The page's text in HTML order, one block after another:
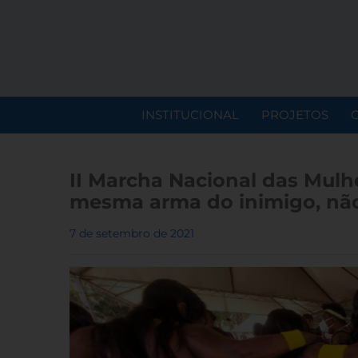
INSTITUCIONAL PROJETOS
II Marcha Nacional das
mesma arma do inimigo,
7 de setembro de 2021